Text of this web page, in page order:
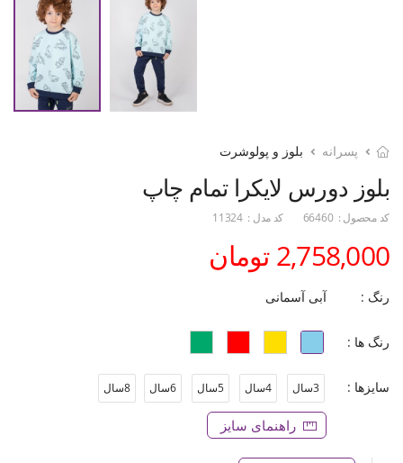
پسرانه بلوز و پولوشرت
بلوز دورس لایکرا تمام چاپ
کد محصول : 66460 کد مدل : 11324
2,758,000 تومان
رنگ : آبی آسمانی
رنگ ها :
سایزها : 3سال 4سال 5سال 6سال 8سال
راهنمای سایز